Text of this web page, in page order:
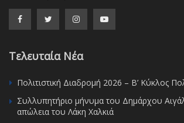
Τελευταία Νέα
Πολιτιστική Διαδρομή 2026 – Β’ Κύκλος
Συλλυπητήριο μήνυμα του Δημάρχου
απώλεια του Λάκη Χαλκιά